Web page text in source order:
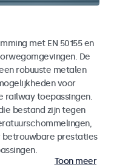
met EN 50155 en
De
robuuste metalen
voor
railway toepassingen.
bestand zijn tegen
betrouwbare prestaties
Toon meer